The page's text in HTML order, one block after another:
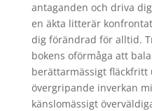
antaganden och driva
en äkta litterär
dig förändrad för alltid.
bokens oförmåga att
berättarmässigt fläckfritt
övergripande inverkan
känslomässigt